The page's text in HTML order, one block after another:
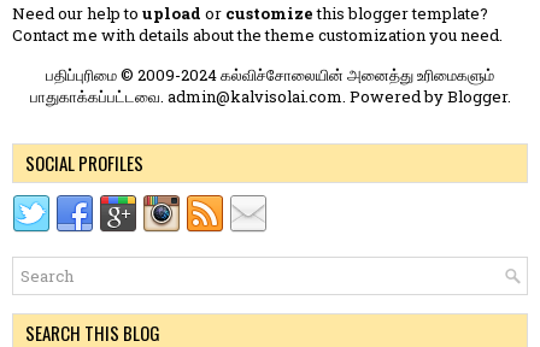
Need our help to upload or customizethis blogger template?
Contact me with details about the theme customization you need.
பதிப்புரிமை © 2009-2024 கல்விச்சோலையின் அனைத்து உரிமைகளும்
பாதுகாக்கப்பட்டவை. admin@kalvisolai.com. Powered byBlogger.
SOCIAL PROFILES
SEARCH THIS BLOG